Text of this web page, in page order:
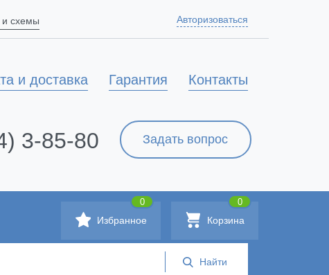
и схемы Авторизоваться
Контакты
Гарантия
и доставка
Задать вопрос
3-85-80
Корзина
0
Избранное
0